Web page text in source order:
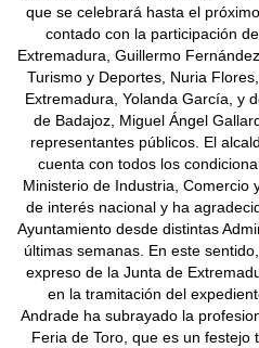
que se celebrará hasta el
contado con la participación
Extremadura, Guillermo
Turismo y Deportes, Nuria
Extremadura, Yolanda García, y
de Badajoz, Miguel Ángel
representantes públicos. El
cuenta con todos los
Ministerio de Industria, Comercio
de interés nacional y ha
Ayuntamiento desde distintas
últimas semanas. En este
expreso de la Junta de
en la tramitación del
Andrade ha subrayado la
Feria de Toro, que es un festejo